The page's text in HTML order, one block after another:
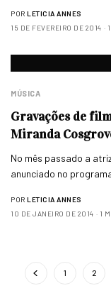
POR LETICIA ANNES
15 DE FEVEREIRO DE 2014
MÚSICA
Gravações de
Miranda
No mês passado a
anunciado no
POR LETICIA ANNES
10 DE JANEIRO DE 2014
1
1 2